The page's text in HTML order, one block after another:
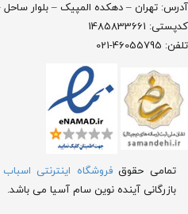
آدرس: تهران – دهکده المپیک – بلوار ساحل – کوچه 53
کدپستی: 1485833661
تلفن: 46055795-021
تمامی حقوقفروشگاه اینترنتی
بازرگانی آینده نوین سام آسیا می باشد.